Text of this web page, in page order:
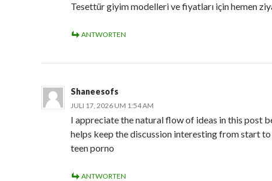
Tesettür giyim modelleri ve fiyatları için hemen
ANTWORTEN
Shaneesofs
JULI 17, 2026 UM 1:54 AM
I appreciate the natural flow of ideas in this post
helps keep the discussion interesting from start to
teen porno
ANTWORTEN